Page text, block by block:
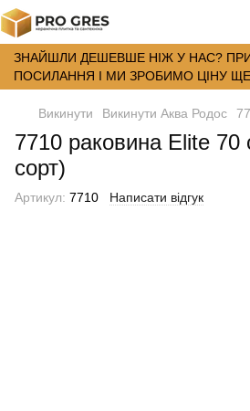
ЗНАЙШЛИ ДЕШЕВШЕ НІЖ У НАС?
ПОСИЛАННЯ І МИ ЗРОБИМО ЦІНУ ЩЕ
Викинути Викинути Аква Родос
7710 раковина Elite 70
сорт)
Артикул: 7710 Написати відгук